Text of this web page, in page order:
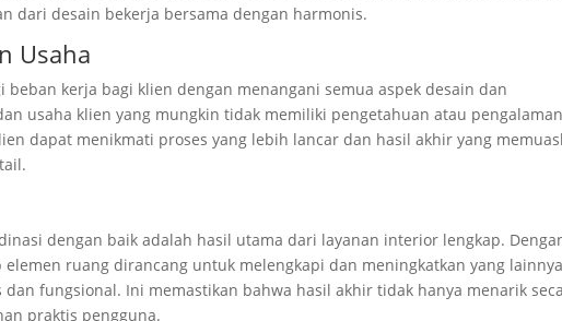
dari desain bekerja bersama dengan harmonis.
Usaha
kerja bagi klien dengan menangani semua aspek desain dan
usaha klien yang mungkin tidak memiliki pengetahuan atau
dapat menikmati proses yang lebih lancar dan hasil akhir yang
dengan baik adalah hasil utama dari layanan interior lengkap.
ruang dirancang untuk melengkapi dan meningkatkan yang
fungsional. Ini memastikan bahwa hasil akhir tidak hanya menarik
praktis pengguna.